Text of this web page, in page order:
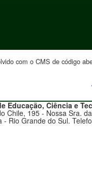
com o CMS de código
Educação, Ciência e
Chile, 195 - Nossa Sra.
- Rio Grande do Sul.